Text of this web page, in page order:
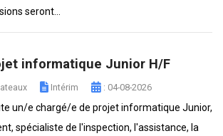
seront...
informatique Junior H/F
Intérim : 04-08-2026
un/e chargé/e de projet informatique Junior,
spécialiste de l'inspection, l'assistance, la